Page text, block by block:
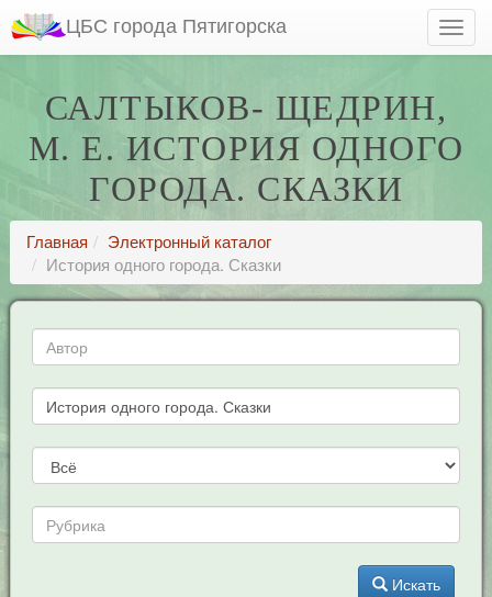
ЦБС города Пятигорска
САЛТЫКОВ- ЩЕДРИН,
М. Е. ИСТОРИЯ ОДНОГО
ГОРОДА. СКАЗКИ
Главная
Электронный каталог
История одного города. Сказки
Искать